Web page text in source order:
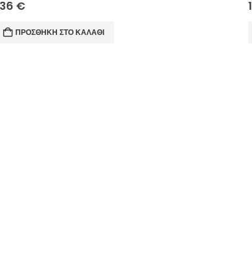
€
ΠΡΟΣΘΉΚΗ ΣΤΟ ΚΑΛΆΘΙ